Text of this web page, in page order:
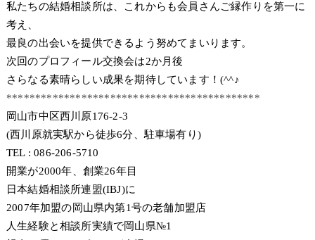
私たちの結婚相談所は、これからも会員さんご縁作りを第一に
考え、
最良の出会いを提供できるよう努めてまいります。
次回のプロフィール交換会は2か月後
さらなる素晴らしい成果を期待しています！(^^♪
********************************************
岡山市中区西川原176-2-3
(西川原就実駅から徒歩6分、駐車場有り)
TEL : 086-206-5710
開業が2000年、創業26年目
日本結婚相談所連盟(IBJ)に
2007年加盟の岡山県内第1号の老舗加盟店
人生経験と相談所実績で岡山県№1